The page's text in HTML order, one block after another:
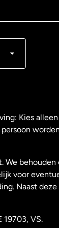
Kies
We
voor
Naast
19703, VS.